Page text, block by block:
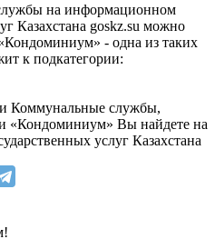
на информационном
Казахстана goskz.su можно
- одна из таких
к подкатегории:
Коммунальные службы,
«Кондоминиум» Вы найдете на
услуг Казахстана